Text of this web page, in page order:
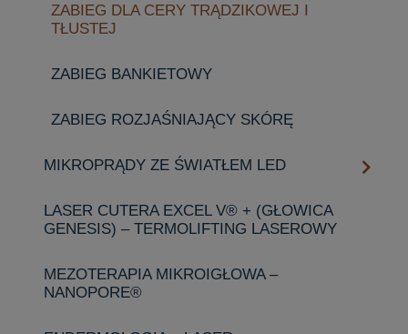
ZABIEG DLA CERY TRĄDZIKOWEJ I
TŁUSTEJ
ZABIEG BANKIETOWY
ZABIEG ROZJAŚNIAJĄCY SKÓRĘ
MIKROPRĄDY ZE ŚWIATŁEM LED
LASER CUTERA EXCEL V® + (GŁOWICA
GENESIS) – TERMOLIFTING LASEROWY
MEZOTERAPIA MIKROIGŁOWA –
NANOPORE®